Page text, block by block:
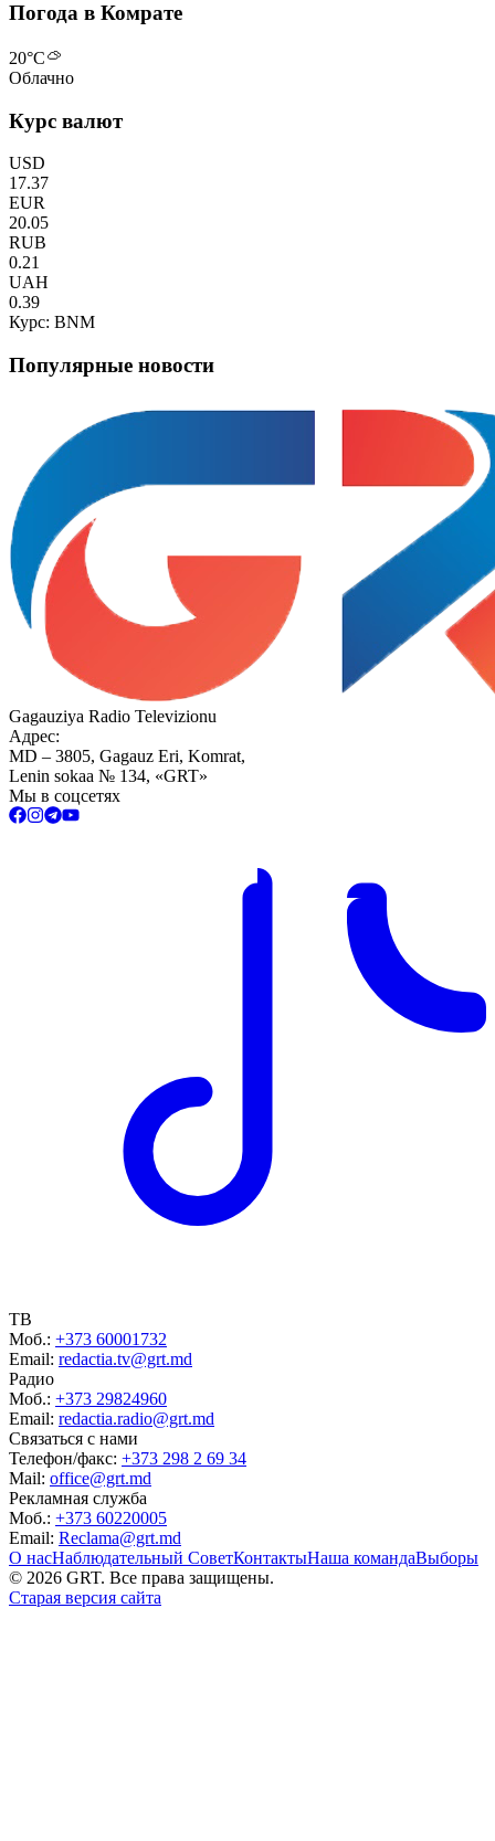
Погода в Комрате
20°C
Облачно
Курс валют
USD
17.37
EUR
20.05
RUB
0.21
UAH
0.39
Курс: BNM
Популярные новости
Gagauziya Radio Televizionu
Адрес:
MD – 3805, Gagauz Eri, Komrat,
Lenin sokaa № 134, «GRT»
Мы в соцсетях
ТВ
Моб.: +373 60001732
Email: redactia.tv@grt.md
Радио
Моб.: +373 29824960
Email: redactia.radio@grt.md
Связаться с нами
Телефон/факс: +373 298 2 69 34
Mail: office@grt.md
Рекламная служба
Моб.: +373 60220005
Email: Reclama@grt.md
О насНаблюдательный СоветКонтактыНаша командаВыборы
© 2026 GRT. Все права защищены.
Старая версия сайта